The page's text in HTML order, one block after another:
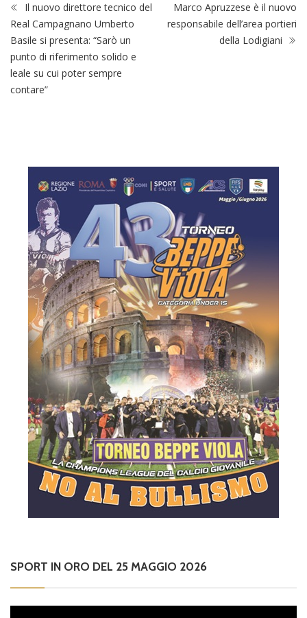
Il nuovo direttore tecnico del
Real Campagnano Umberto
Basile si presenta: “Sarò un
punto di riferimento solido e
leale su cui poter sempre
contare”
Marco Apruzzese è il nuovo
responsabile dell’area portieri
della Lodigiani
SPORT IN ORO DEL 25 MAGGIO 2026